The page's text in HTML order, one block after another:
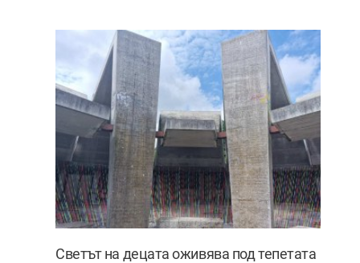
Светът на децата оживява под тепетата